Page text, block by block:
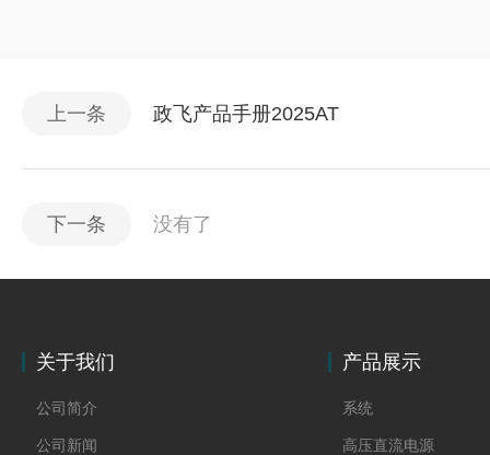
上一条 政飞产品手册2025AT
下一条 没有了
关于我们
公司简介
公司新闻
产品展示
系统
高压直流电源